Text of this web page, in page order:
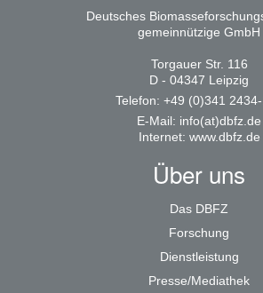
Deutsches
gemeinnützige GmbH
Torgauer Str. 116
D - 04347 Leipzig
Telefon: +49 (0)341
E-Mail: info(at)dbfz.de
Internet: www.dbfz.de
Über uns
Das DBFZ
Forschung
Dienstleistung
Presse/Mediathek